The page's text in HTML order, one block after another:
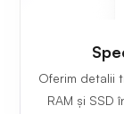
Oferim detalii
RAM și SSD